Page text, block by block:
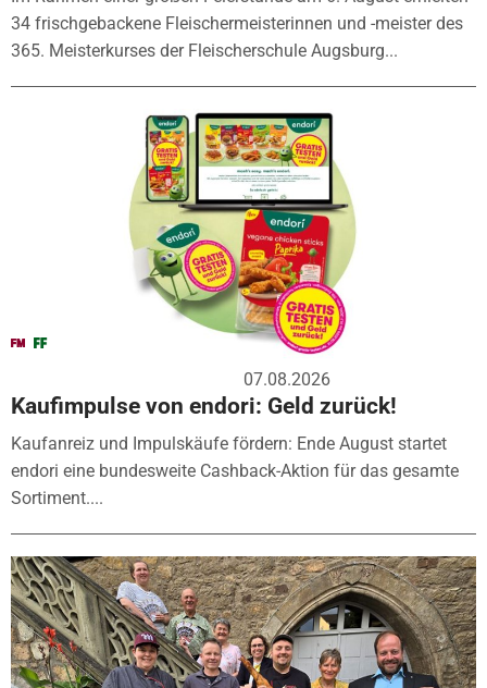
34 frischgebackene Fleischermeisterinnen und -meister des
365. Meisterkurses der Fleischerschule Augsburg...
07.08.2026
Kaufimpulse von endori: Geld zurück!
Kaufanreiz und Impulskäufe fördern: Ende August startet
endori eine bundesweite Cashback-Aktion für das gesamte
Sortiment....